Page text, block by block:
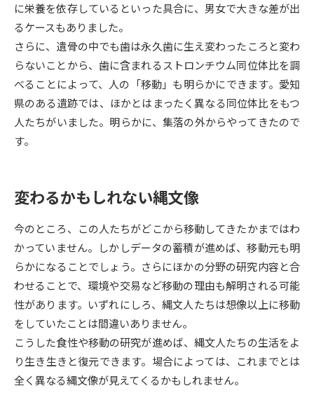
オープンキャンパスなどを調べる
オープンキャンパス検索 実施プログラムから探す
来場型・Web型イベント特集 夢ナビライブ
志望校・出願校を調べる
併願校選び 受験スケジュールを立てよう
先輩が入学を決めた理由 テレメール全国一斉進学調査
新生活お役立ちガイド
学問発見 学問検索
に栄養を依存しているといった具合に、男女で大きな差が出
るケースもありました。
さらに、遺骨の中でも歯は永久歯に生え変わったころと変わ
らないことから、歯に含まれるストロンチウム同位体比を調
べることによって、人の「移動」も明らかにできます。愛知
県のある遺跡では、ほかとはまったく異なる同位体比をもつ
人たちがいました。明らかに、集落の外からやってきたので
す。
変わるかもしれない縄文像
今のところ、この人たちがどこから移動してきたかまではわ
かっていません。しかしデータの蓄積が進めば、移動元も明
らかになることでしょう。さらにほかの分野の研究内容と合
わせることで、環境や交易など移動の理由も解明される可能
性があります。いずれにしろ、縄文人たちは想像以上に移動
をしていたことは間違いありません。
こうした食性や移動の研究が進めば、縄文人たちの生活をよ
り生き生きと復元できます。場合によっては、これまでとは
全く異なる縄文像が見えてくるかもしれません。